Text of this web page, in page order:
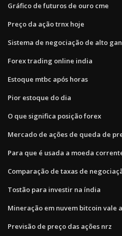
Gráfico de futuros de ouro cme
Preço da ação trnx hoje
Sistema de negociação de alto
Forex trading online india
Estoque mtbc após horas
Pior estoque do dia
O que significa posição forex
Mercado de ações de queda de
Para que é usada a moeda
Comparação de taxas de
Tostão para investir na índia
Mineração em nuvem bitcoin vale
Previsão de preço das ações nrz